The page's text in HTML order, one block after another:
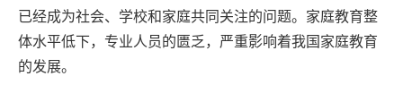
已经成为社会、学校和家庭共同关注的问题。家庭教育整
体水平低下，专业人员的匮乏，严重影响着我国家庭教育
的发展。